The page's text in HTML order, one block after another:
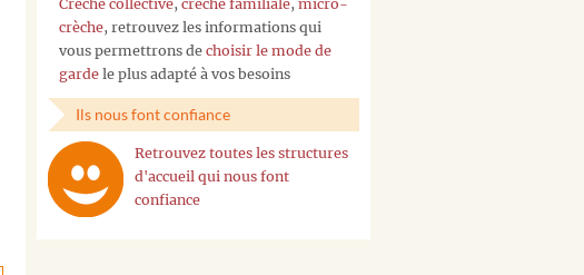
Crèche collective, crèche familiale, micro-
crèche, retrouvez les informations qui
vous permettrons de choisir le mode de
garde le plus adapté à vos besoins
Ils nous font confiance
Retrouvez toutes les structures
d'accueil qui nous font
confiance